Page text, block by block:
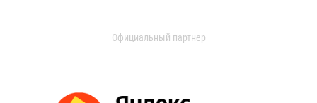
Официальный партнер